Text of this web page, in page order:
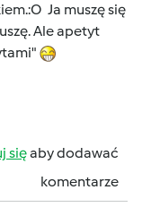
Ja muszę się
Ale apetyt
sięaby dodawać
komentarze